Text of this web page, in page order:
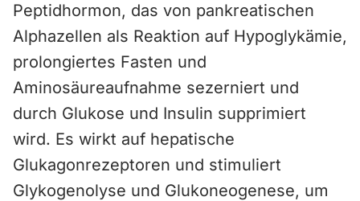
Peptidhormon, das von pankreatischen
Alphazellen als Reaktion auf Hypoglykämie,
prolongiertes Fasten und
Aminosäureaufnahme sezerniert und
durch Glukose und Insulin supprimiert
wird. Es wirkt auf hepatische
Glukagonrezeptoren und stimuliert
Glykogenolyse und Glukoneogenese, um